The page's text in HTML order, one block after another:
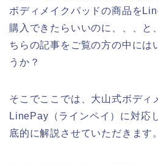
ボディメイクパッドの商品を
購入できたらいいのに、、、と
ちらの記事をご覧の方の中には
うか？
そこでここでは、大山式ボディ
LinePay（ラインペイ）に対応
底的に解説させていただきます。